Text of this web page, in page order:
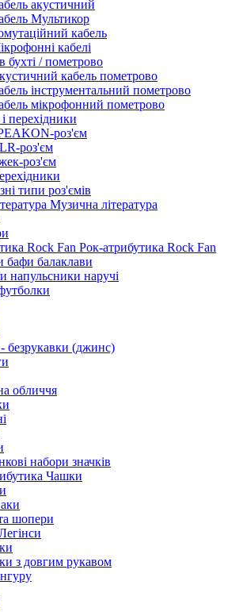
акустичний
Мультикор
кабель
кабелі
бухті / пометрово
кабель пометрово
інструментальний пометрово
мікрофонний пометрово
перехідники
роз'єм
роз'єм
роз'єм
типи роз'ємів
Музична література
Рок-атрибутика Rock Fan
бафи балаклави
напульсники наручі
безрукавки (джинс)
обличчя
набори значків
Чашки
шопери
з довгим рукавом